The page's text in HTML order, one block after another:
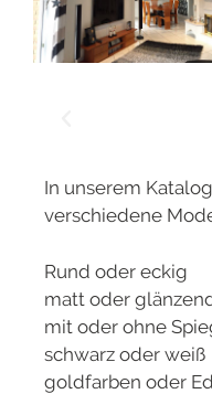
In unserem
verschiedene
Rund oder eckig
matt oder
mit oder ohne
schwarz oder weiß
goldfarben oder